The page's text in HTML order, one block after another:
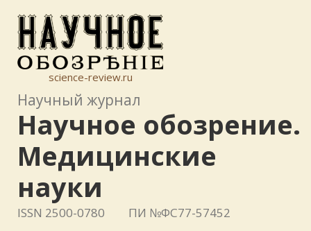
science-review.ru
Научный журнал
Научное обозрение.
Медицинские
науки
ISSN 2500-0780 ПИ №ФС77-57452